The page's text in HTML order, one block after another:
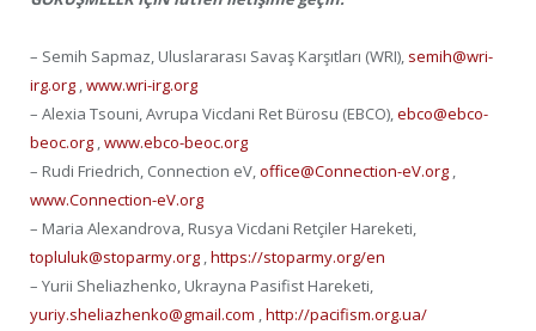
– Semih Sapmaz, Uluslararası Savaş Karşıtları (WRI), semih@wri-
irg.org ,www.wri-irg.org
– Alexia Tsouni, Avrupa Vicdani Ret Bürosu (EBCO),ebco@ebco-
beoc.org ,www.ebco-beoc.org
– Rudi Friedrich, Connection eV,office@Connection-eV.org ,
www.Connection-eV.org
– Maria Alexandrova, Rusya Vicdani Retçiler Hareketi,
topluluk@stoparmy.org ,https://stoparmy.org/en
– Yurii Sheliazhenko, Ukrayna Pasifist Hareketi,
yuriy.sheliazhenko@gmail.com ,http://pacifism.org.ua/